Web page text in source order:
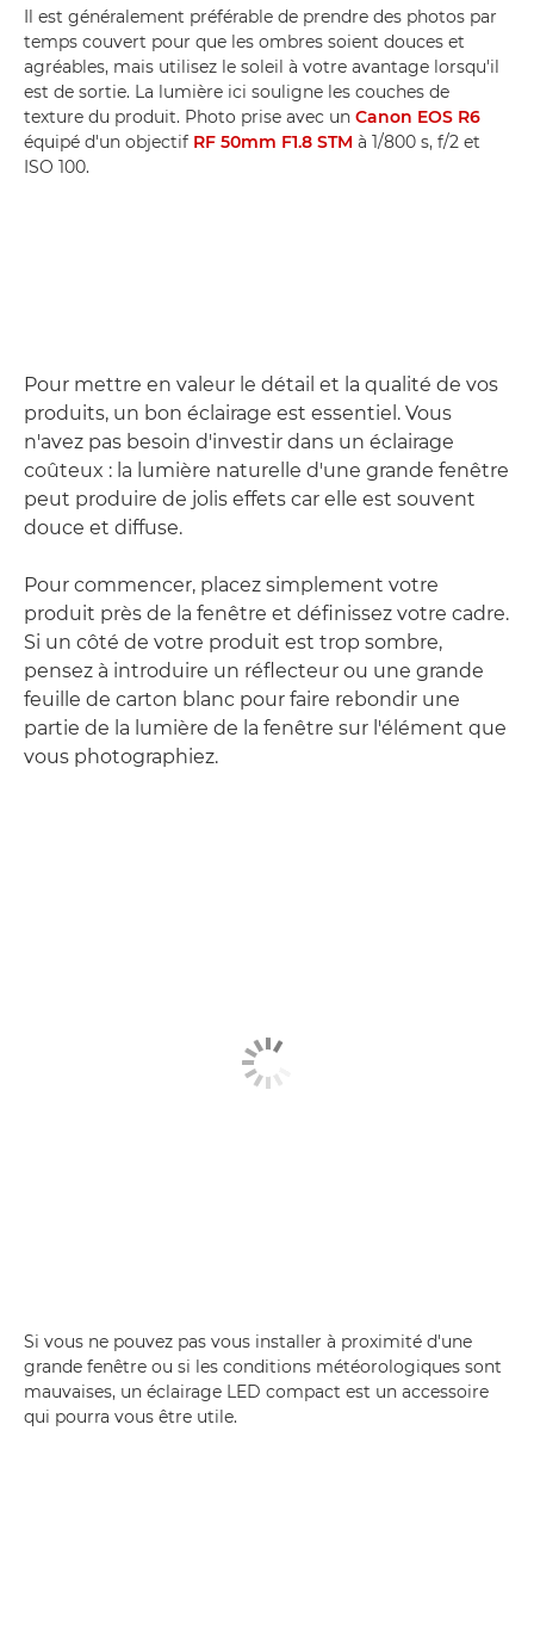
Il est généralement préférable de prendre des photos par
temps couvert pour que les ombres soient douces et
agréables, mais utilisez le soleil à votre avantage lorsqu'il
est de sortie. La lumière ici souligne les couches de
texture du produit. Photo prise avec un Canon EOS R6
équipé d'un objectif RF 50mm F1.8 STM à 1/800 s, f/2 et
ISO 100.
Pour mettre en valeur le détail et la qualité de vos
produits, un bon éclairage est essentiel. Vous
n'avez pas besoin d'investir dans un éclairage
coûteux : la lumière naturelle d'une grande fenêtre
peut produire de jolis effets car elle est souvent
douce et diffuse.
Pour commencer, placez simplement votre
produit près de la fenêtre et définissez votre cadre.
Si un côté de votre produit est trop sombre,
pensez à introduire un réflecteur ou une grande
feuille de carton blanc pour faire rebondir une
partie de la lumière de la fenêtre sur l'élément que
vous photographiez.
Si vous ne pouvez pas vous installer à proximité d'une
grande fenêtre ou si les conditions météorologiques sont
mauvaises, un éclairage LED compact est un accessoire
qui pourra vous être utile.